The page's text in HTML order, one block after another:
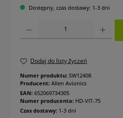
Dostępny, czas dostawy: 1-3 dni
Dodaj do listy życzeń
Numer produktu: SW12408
Producent: Allen Avionics
EAN: 652069734305
Numer producenta: HD-VIT-75
Czas dostawy: 1-3 dni